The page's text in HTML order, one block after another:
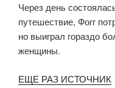
Через день
путешествие, Фогг
но выиграл гораздо
женщины.
ЕЩЕ РАЗ ИСТОЧНИК